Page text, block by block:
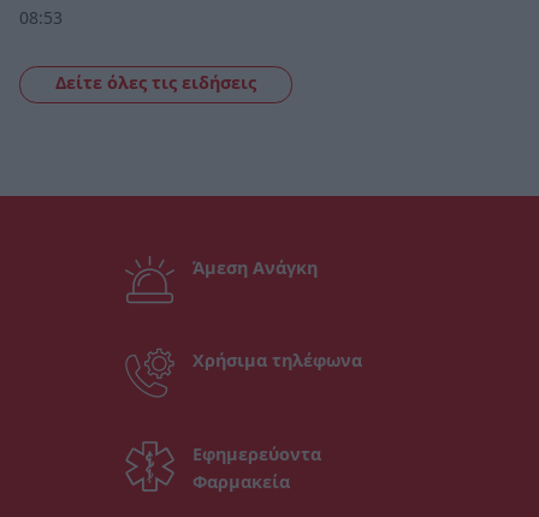
08:53
Δείτε όλες τις ειδήσεις
Άμεση Ανάγκη
Χρήσιμα τηλέφωνα
Εφημερεύοντα
Φαρμακεία